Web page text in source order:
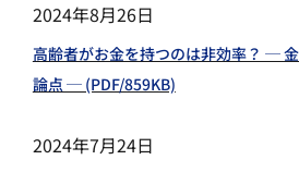
2024年8月26日
高齢者がお金を持つのは非効率？ ─
論点 ─ (PDF/859KB)
2024年7月24日